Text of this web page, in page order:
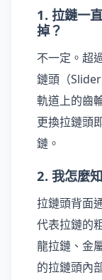
1. 拉鏈一
掉？
不一定。超
鏈頭（
軌道上的齒
更換拉鏈頭
鏈。
2. 我怎麼
拉鏈頭背面
代表拉鏈的
龍拉鏈、金
的拉鏈頭內